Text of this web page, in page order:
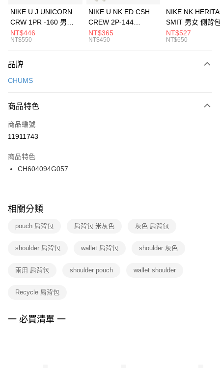
元大商業銀行
台灣樂天信用卡公司
全盈+PAY
AFTEE先享後付
【關於「AFTEE先享後付」】
便利好安心！
３．安心：先確認商品／服務後，再付款。
【「AFTEE先享後付」結帳流程】
１．於結帳方式選擇「AFTEE先享後付」後，將跳轉至「AFTEE先享後付」
２．訂單成立數日內，您將收到繳費通知簡訊。
３．收到繳費通知簡訊後14天內，點擊此簡訊中的連結，可透過四大超商／
ATM／網路銀行／等多元方式進行付款，方視為交易完成。
※ 交易是否成功請以「AFTEE先享後付 」之結帳頁面顯示為準，若有關於
是否繳費成功／繳費後需取消欲退款等相關疑問，請聯繫「AFTEE先享後付
客戶支援中心」 https://netprotections.freshdesk.com/support/home
１．透過由恩沛科技股份有限公司提供之「AFTEE先享後付」服務完成之交
權轉讓予恩沛科技股份有限公司。
３．未成年的使用者請事先徵得法定代理人或監護人之同意方可使用
４．使用「AFTEE先享後付」時，將依據個別帳號之用戶狀況，依本公司即
運送方式
每筆NT$100，滿NT$1,500(含以上)免運費
宅配
每筆NT$100，滿NT$1,500(含以上)免運費
付款後門市自取
每筆NT$100，滿NT$1,500(含以上)免運費
NIKE U J UNICORN
CRW 1PR -160 男女
中統襪 FZ3393100
NT$446
NT$550
NIKE U NK ED CSH
CREW 2P-144
EMBRDY 男女 短統襪
FZ3073133
NT$365
NT$450
NIKE NK
SMIT 男女 側背
BA5871010
NT$527
NT$650
品牌
CHUMS
商品特色
商品編號
11911743
商品特色
CH604094G057
相關分類
pouch 肩背包 肩背包 米灰色 灰色 肩背包
shoulder 肩背包 wallet 肩背包 shoulder 灰色
兩用 肩背包 shoulder pouch wallet shoulder
Recycle 肩背包
一 必買清單 一